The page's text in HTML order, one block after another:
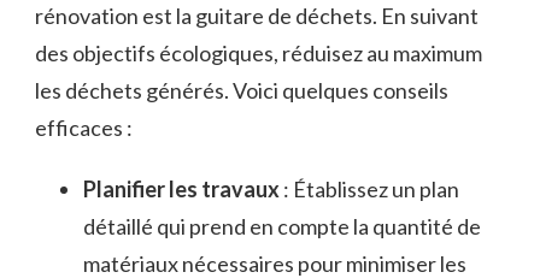
rénovation est la guitare de déchets. En suivant
des objectifs écologiques, réduisez au maximum
les déchets générés. Voici quelques conseils
efficaces :
Planifier les travaux : Établissez un plan
détaillé qui prend en compte la quantité de
matériaux nécessaires pour minimiser les